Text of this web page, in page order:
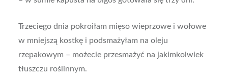
Trzeciego dnia pokroiłam mięso wieprzowe i wołowe
w mniejszą kostkę i podsmażyłam na oleju
rzepakowym – możecie przesmażyć na jakimkolwiek
tłuszczu roślinnym.